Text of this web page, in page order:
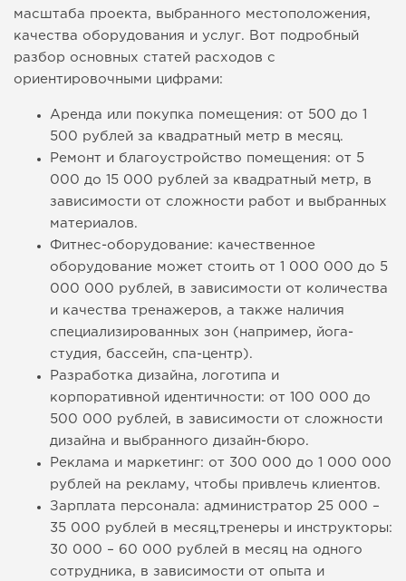
масштаба проекта, выбранного местоположения,
качества оборудования и услуг. Вот подробный
разбор основных статей расходов с
ориентировочными цифрами:
Аренда или покупка помещения: от 500 до 1
500 рублей за квадратный метр в месяц.
Ремонт и благоустройство помещения: от 5
000 до 15 000 рублей за квадратный метр, в
зависимости от сложности работ и выбранных
материалов.
Фитнес-оборудование: качественное
оборудование может стоить от 1 000 000 до 5
000 000 рублей, в зависимости от количества
и качества тренажеров, а также наличия
специализированных зон (например, йога-
студия, бассейн, спа-центр).
Разработка дизайна, логотипа и
корпоративной идентичности: от 100 000 до
500 000 рублей, в зависимости от сложности
дизайна и выбранного дизайн-бюро.
Реклама и маркетинг: от 300 000 до 1 000 000
рублей на рекламу, чтобы привлечь клиентов.
Зарплата персонала: администратор 25 000 –
35 000 рублей в месяц,тренеры и инструкторы:
30 000 – 60 000 рублей в месяц на одного
сотрудника, в зависимости от опыта и